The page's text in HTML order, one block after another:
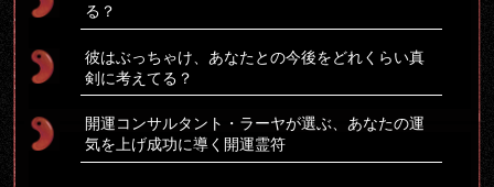
る？
彼はぶっちゃけ、あなたとの今後をどれくらい真
剣に考えてる？
開運コンサルタント・ラーヤが選ぶ、あなたの運
気を上げ成功に導く開運霊符